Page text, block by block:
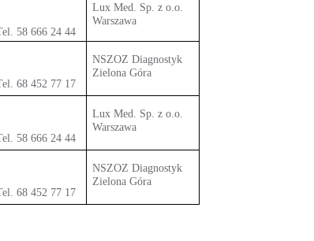
58 666 24 44
Lux Med. Sp. z o.o.
Warszawa
68 452 77 17
NSZOZ Diagnostyk
Zielona Góra
58 666 24 44
Lux Med. Sp. z o.o.
Warszawa
68 452 77 17
NSZOZ Diagnostyk
Zielona Góra